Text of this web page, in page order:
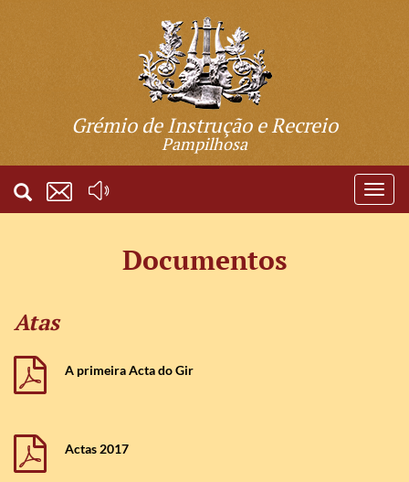
Grémio de Instrução e Recreio
Pampilhosa
Toggle
Documentos
Atas
A primeira Acta do Gir
Actas 2017